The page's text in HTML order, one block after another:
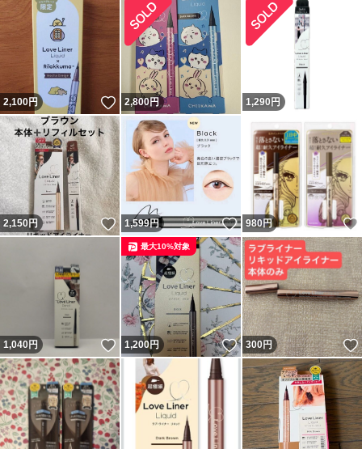
2,100円 いいね！
2,800円 1,290 円
2,150円 いいね！
1,599円 いいね！
980円
1,040円 いいね！
1,200円 いいね！
最大10%対象
300円